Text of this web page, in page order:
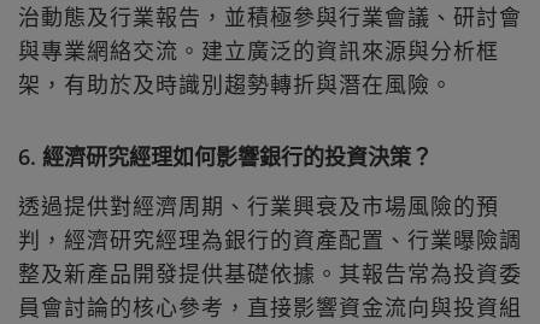
治動態及行業報告，並積極參與行業會議、研討會
與專業網絡交流。建立廣泛的資訊來源與分析框
架，有助於及時識別趨勢轉折與潛在風險。
6. 經濟研究經理如何影響銀行的投資決策？
透過提供對經濟周期、行業興衰及市場風險的預
判，經濟研究經理為銀行的資產配置、行業曝險調
整及新產品開發提供基礎依據。其報告常為投資委
員會討論的核心參考，直接影響資金流向與投資組